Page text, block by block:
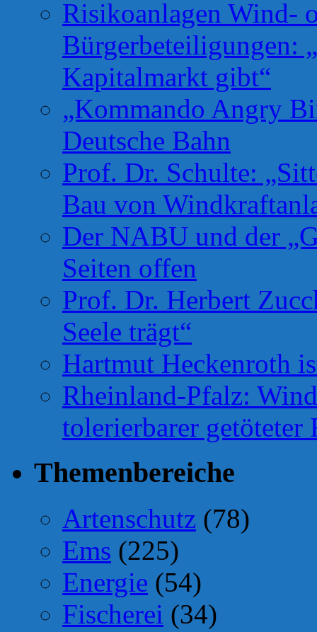
Risikoanlagen Wind-
Bürgerbeteiligungen:
Kapitalmarkt gibt“
„Kommando Angry
Deutsche Bahn
Prof. Dr. Schulte:
Bau von
Der NABU und der
Seiten offen
Prof. Dr. Herbert
Seele trägt“
Hartmut Heckenroth
Rheinland-Pfalz:
tolerierbarer getöteter
Themenbereiche
Artenschutz (78)
Ems (225)
Energie (54)
Fischerei (34)